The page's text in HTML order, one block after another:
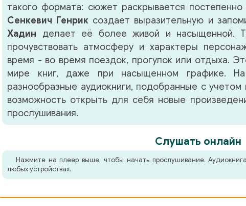
такого формата: сюжет раскрывается
Сенкевич Генрик создает выразительную и
Хадин делает её более живой и насыщенной.
прочувствовать атмосферу и характеры
время - во время поездок, прогулок или отдыха.
мире книг, даже при насыщенном графике.
разнообразные аудиокниги, подобранные с учетом
возможность открыть для себя новые
прослушивания.
Слушать онлайн
Нажмите на плеер выше, чтобы начать прослушивание.
любых устройствах.